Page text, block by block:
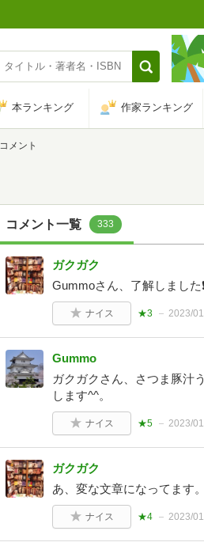
本ランキング 作家ランキング
コメント
コメント一覧 333
ガクガク
Gummoさん、了解しました❗
ナイス ★3 2023/
Gummo
ガクガクさん、さつま豚汁
します^^。
ナイス ★5 2023/
ガクガク
あ、変な文章になってます
ナイス ★4 2023/